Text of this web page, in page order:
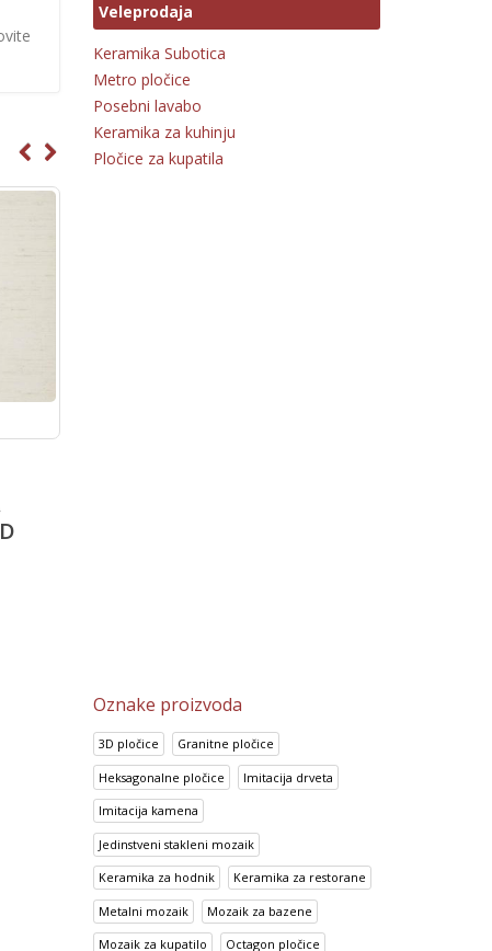
Veleprodaja
Keramika Subotica
Metro pločice
Posebni lavabo
Keramika za kuhinju
Pločice za kupatila
Oznake proizvoda
3D pločice Granitne pločice
Heksagonalne pločice Imitacija drveta
Imitacija kamena
Jedinstveni stakleni mozaik
Keramika za hodnik Keramika za restorane
Metalni mozaik Mozaik za bazene
Mozaik za kupatilo Octagon pločice